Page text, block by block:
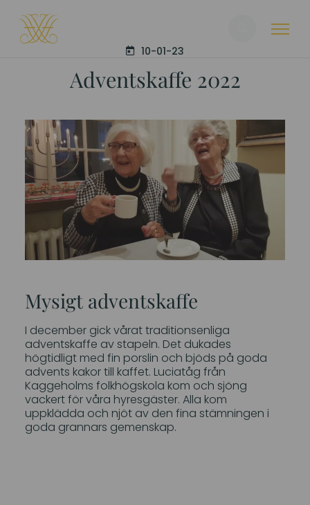
10-01-23
Adventskaffe 2022
Mysigt adventskaffe
I december gick vårat traditionsenliga
adventskaffe av stapeln. Det dukades
högtidligt med fin porslin och bjöds på goda
advents kakor till kaffet. Luciatåg från
Kaggeholms folkhögskola kom och sjöng
vackert för våra hyresgäster. Alla kom
uppklädda och njöt av den fina stämningen i
goda grannars gemenskap.